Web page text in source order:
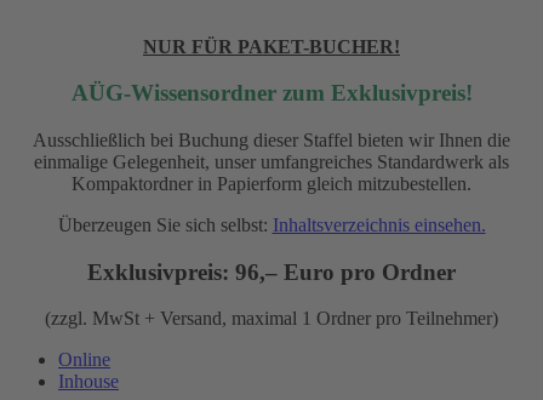
NUR FÜR PAKET-BUCHER!
AÜG-Wissensordner zum Exklusivpreis!
Ausschließlich bei Buchung dieser Staffel bieten wir Ihnen die
einmalige Gelegenheit, unser umfangreiches Standardwerk als
Kompaktordner in Papierform gleich mitzubestellen.
Überzeugen Sie sich selbst: Inhaltsverzeichnis einsehen.
Exklusivpreis: 96,– Euro pro Ordner
(zzgl. MwSt + Versand, maximal 1 Ordner pro Teilnehmer)
Online
Inhouse